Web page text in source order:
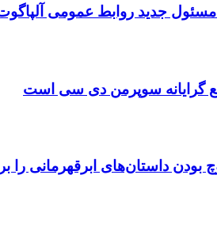
جدید روابط عمومی
گرایانه سوپرمن دی سی است
بودن داستان‌های ابرقهرمانی را